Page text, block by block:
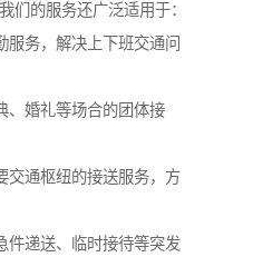
们的服务还广泛适用于：
务，解决上下班交通问
、婚礼等场合的团体接
交通枢纽的接送服务，方
件递送、临时接待等突发